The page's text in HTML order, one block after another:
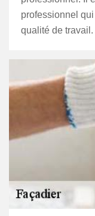
professionnel
qualité de travail.